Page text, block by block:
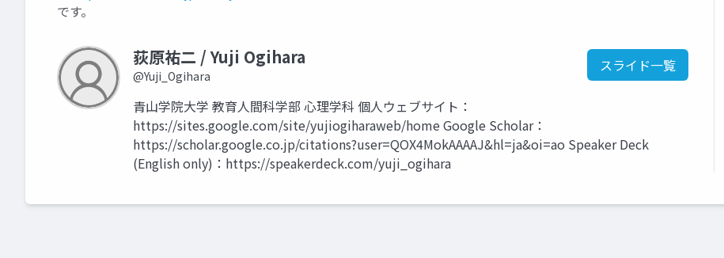
です。
荻原祐二 / Yuji Ogihara
@Yuji_Ogihara
スライド一覧
青山学院大学 教育人間科学部 心理学科 個人ウェブサイト：
https://sites.google.com/site/yujiogiharaweb/home Google Scholar：
https://scholar.google.co.jp/citations?user=QOX4MokAAAAJ&hl=ja&oi=ao Speaker Deck
(English only)：https://speakerdeck.com/yuji_ogihara